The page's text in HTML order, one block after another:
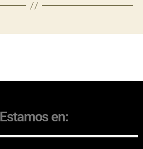
Estamos en: